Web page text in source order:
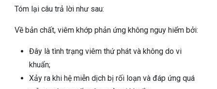
Tóm lại câu trả lời như sau:
Về bản chất, viêm khớp phản ứng không nguy hiểm bởi:
Đây là tình trạng viêm thứ phát và không do vi
khuẩn;
Xảy ra khi hệ miễn dịch bị rối loạn và đáp ứng quá